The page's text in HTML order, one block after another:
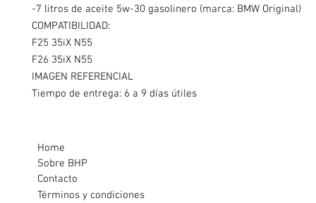
-7 litros de aceite 5w-30 gasolinero (marca: BMW Original)
COMPATIBILIDAD:
F25 35iX N55
F26 35iX N55
IMAGEN REFERENCIAL
Tiempo de entrega: 6 a 9 días útiles
Home
Sobre BHP
Contacto
Términos y condiciones